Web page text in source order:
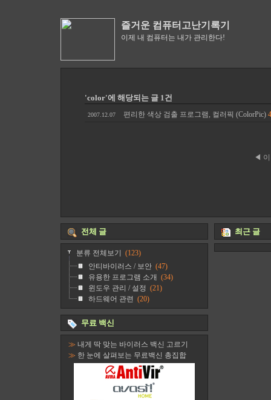
즐거운 컴퓨터고난기록기
이제 내 컴퓨터는 내가 관리한다!
'color'에 해당되는 글 1건
2007.12.07 편리한 색상 검출 프로그램, 컬러픽 (ColorPic) 4
◀
전체 글
분류 전체보기
(123)
안티바이러스 / 보안 (47)
유용한 프로그램 소개 (34)
윈도우 관리 / 설정 (21)
하드웨어 관련 (20)
무료 백신
≫ 내게 딱 맞는 바이러스 백신 고르기
≫ 한 눈에 살펴보는 무료백신 총집합
최근 글